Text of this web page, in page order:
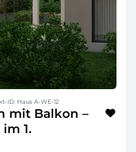
ID: Haus A-WE-12
mit Balkon –
1.